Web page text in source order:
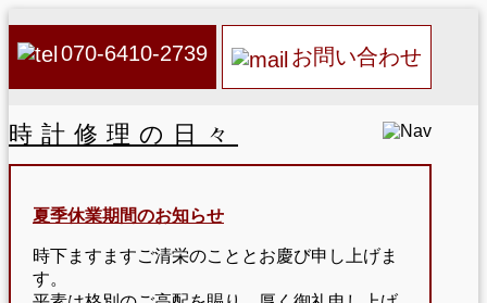
070-6410-2739 お問い合わせ
時計修理の日々
夏季休業期間のお知らせ
時下ますますご清栄のこととお慶び申し上げま
す。